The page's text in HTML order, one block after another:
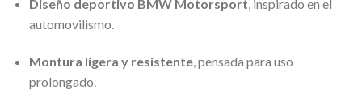
Diseño deportivo BMW Motorsport, inspirado en el
automovilismo.
Montura ligera y resistente, pensada para uso
prolongado.